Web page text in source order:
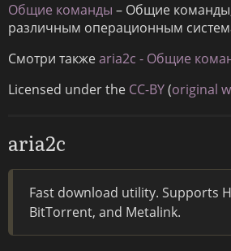
Общие команды – Общие
различным операционным
Смотри такжеaria2c - Общие
Licensed under the CC-BY(original
aria2c
Fast download utility. Supports
BitTorrent, and Metalink.